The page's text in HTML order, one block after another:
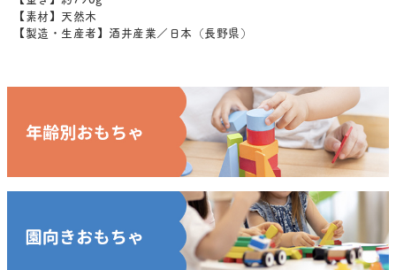
【素材】天然木
【製造・生産者】酒井産業／日本（長野県）